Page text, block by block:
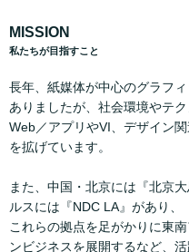
MISSION
私たちが目指すこと
長年、紙媒体が中心のグラフ
ありましたが、社会環境やテ
Web／アプリやVI、デザイン
を拡げています。
また、中国・北京には『北京
ルスには『NDC LA』があり、
これらの拠点を足がかりに東
ンビジネスを展開するなど、